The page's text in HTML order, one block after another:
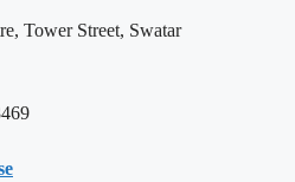
Tower Street, Swatar